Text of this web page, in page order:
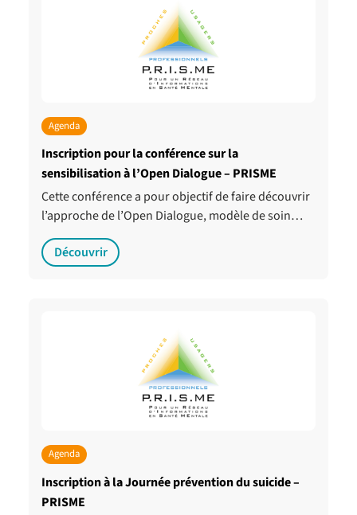
Agenda
Inscription pour la conférence sur la
sensibilisation à l’Open Dialogue – PRISME
Cette conférence a pour objectif de faire découvrir
l’approche de l’Open Dialogue, modèle de soin…
Découvrir
Agenda
Inscription à la Journée prévention du suicide –
PRISME